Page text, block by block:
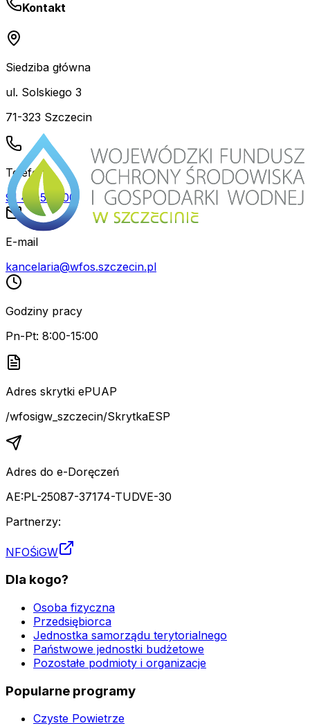
Kontakt
Siedziba główna
ul. Solskiego 3
71-323 Szczecin
Telefon
91 48-55-100
E-mail
kancelaria@wfos.szczecin.pl
Godziny pracy
Pn-Pt: 8:00-15:00
Adres skrytki ePUAP
/wfosigw_szczecin/SkrytkaESP
Adres do e-Doręczeń
AE:PL-25087-37174-TUDVE-30
Partnerzy:
NFOŚiGW
Dla kogo?
Osoba fizyczna
Przedsiębiorca
Jednostka samorządu terytorialnego
Państwowe jednostki budżetowe
Pozostałe podmioty i organizacje
Popularne programy
Czyste Powietrze